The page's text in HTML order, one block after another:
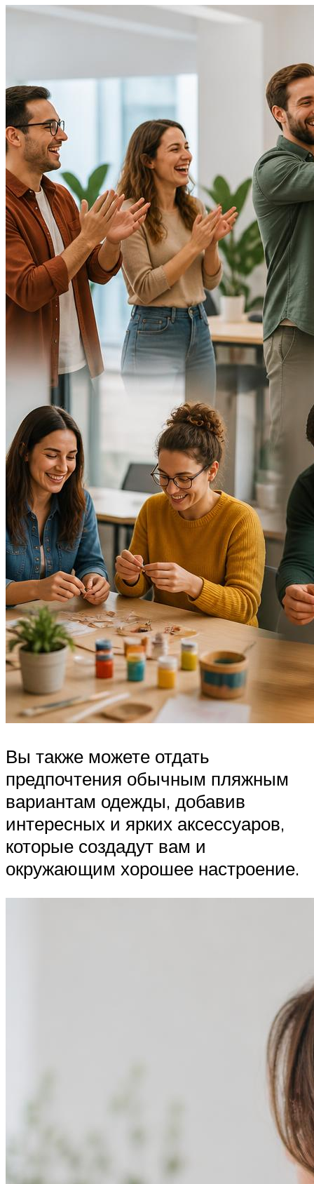
Вы также можете отдать
предпочтения обычным пляжным
вариантам одежды, добавив
интересных и ярких аксессуаров,
которые создадут вам и
окружающим хорошее настроение.